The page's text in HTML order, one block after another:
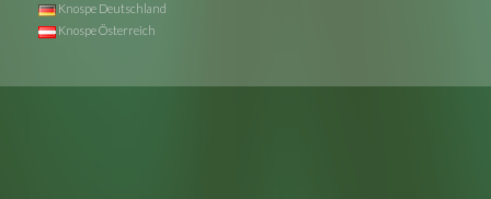
Knospe Deutschland
Knospe Österreich